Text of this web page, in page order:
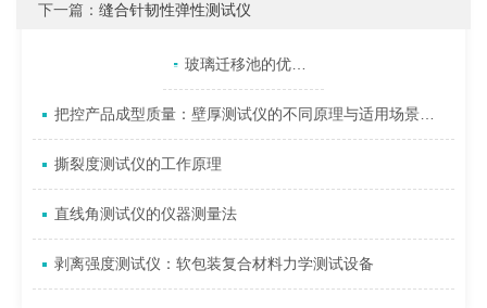
下一篇：缝合针韧性弹性测试仪
相关文章 玻璃迁移池的优点分析
把控产品成型质量：壁厚测试仪的不同原理与适用场景解析
撕裂度测试仪的工作原理
直线角测试仪的仪器测量法
剥离强度测试仪：软包装复合材料力学测试设备